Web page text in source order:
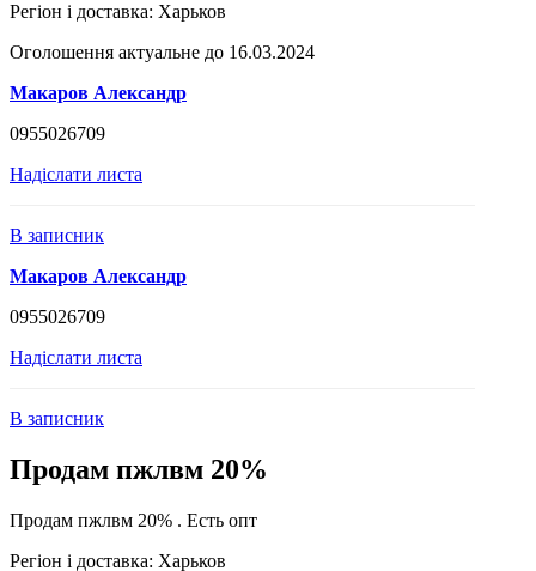
Регіон і доставка: Харьков
Оголошення актуальне до 16.03.2024
Макаров Александр
0955026709
Надіслати листа
В записник
Макаров Александр
0955026709
Надіслати листа
В записник
Продам пжлвм 20%
Продам пжлвм 20% . Есть опт
Регіон і доставка: Харьков